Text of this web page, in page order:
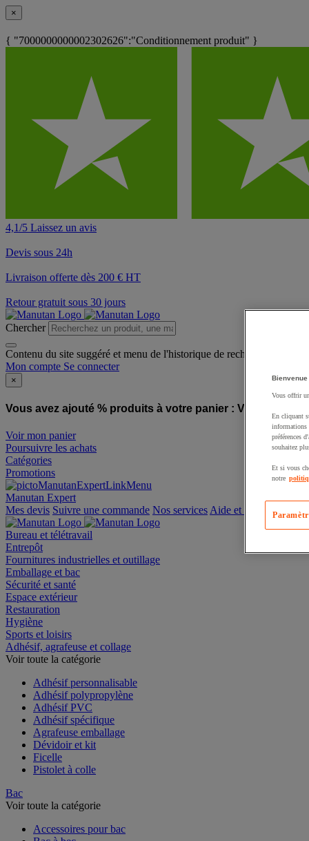
×
{ "7000000000002302626":"Conditionnement produit" }
4,1/5 Laissez un avis
Devis sous 24h
Livraison offerte dès 200 € HT
Retour gratuit sous 30 jours
Chercher
Contenu du site suggéré et menu de l'historique de recherche
Mon compte Se connecter
×
Vous avez ajouté % produits à votre panier : Vous avez
Voir mon panier
Poursuivre les achats
Catégories
Promotions
Manutan Expert
offre reconditionnée
Mes devis Suivre une commande Nos services Aide et contact
Bureau et télétravail
Entrepôt
Fournitures industrielles et outillage
Emballage et bac
Sécurité et santé
Espace extérieur
Restauration
Hygiène
Sports et loisirs
Adhésif, agrafeuse et collage
Adhésif personnalisable
Adhésif polypropylène
Adhésif PVC
Adhésif spécifique
Agrafeuse emballage
Dévidoir et kit
Ficelle
Bac
Bienvenue
Vous offrir
En cliquant
informations
préférences
souhaitez
Et si vous
notre